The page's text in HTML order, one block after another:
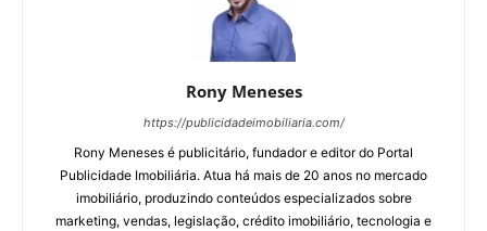
Rony Meneses
https://publicidadeimobiliaria.com/
Rony Meneses é publicitário, fundador e editor do Portal
Publicidade Imobiliária. Atua há mais de 20 anos no mercado
imobiliário, produzindo conteúdos especializados sobre
marketing, vendas, legislação, crédito imobiliário, tecnologia e